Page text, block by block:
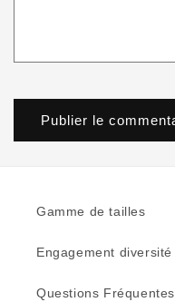
Gamme de tailles
Engagement diversité
Questions Fréquentes